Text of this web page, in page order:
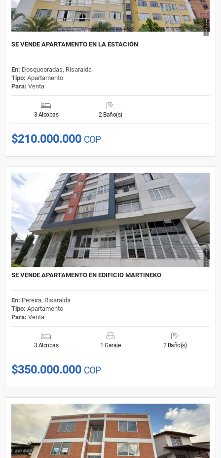
SE VENDE APARTAMENTO EN LA ESTACIÓN
En: Dosquebradas, Risaralda
Tipo: Apartamento
Para: Venta
3 Alcobas 2 Baño(s)
$210.000.000 COP
SE VENDE APARTAMENTO EN EDIFICIO MARTINEKO
En: Pereira, Risaralda
Tipo: Apartamento
Para: Venta
3 Alcobas 1 Garaje 2 Baño(s)
$350.000.000 COP